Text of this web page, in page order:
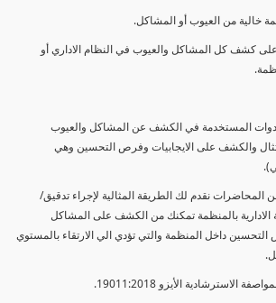
خالية من العيوب أو المشاكل.
كشف كل المشاكل والعيوب في النظام الاداري أو
المستخدمة في الكشف عن المشاكل والعيوب
والكشف على الايجابيات وفرص التحسين وهي
نقدم لك الطريقة المثالية لإجراء تدقيق/
الادارية بالمنظمة تمكنك من الكشف على المشاكل
التحسين داخل المنظمة والتي تؤدي الي الارتقاء بالمستوي
الأيزو 19011:2018.